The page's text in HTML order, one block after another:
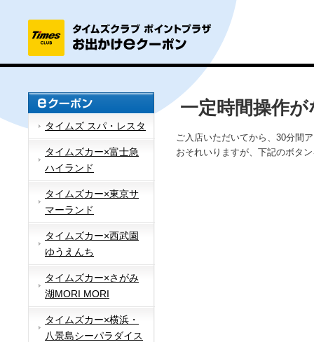
タイムズ スパ・レスタ
タイムズカー×富士急
ハイランド
タイムズカー×東京サ
マーランド
タイムズカー×西武園
ゆうえんち
タイムズカー×さがみ
湖MORI MORI
タイムズカー×横浜・
八景島シーパラダイス
一定時間操作
ご入店いただいてから、30分間
おそれいりますが、下記のボタ